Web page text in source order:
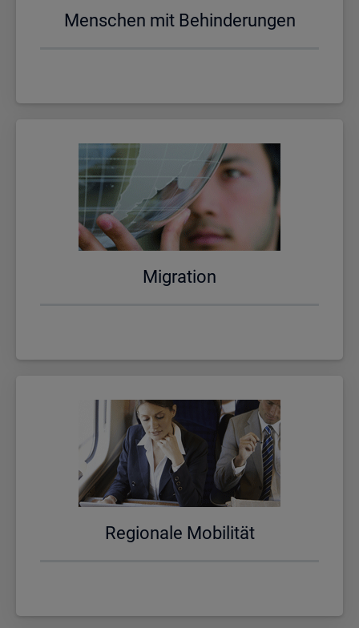
Men­schen mit Be­hin­de­run­gen
Mi­gra­ti­on
Re­gio­na­le Mo­bi­li­tät